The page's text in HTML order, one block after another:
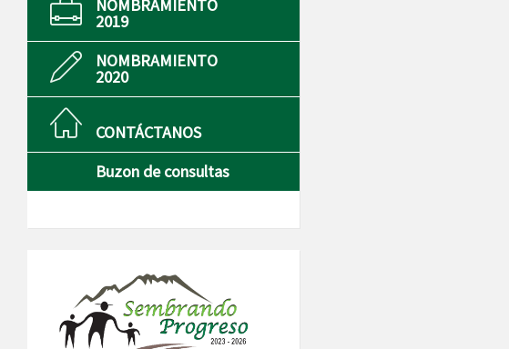
NOMBRAMIENTO
2019
NOMBRAMIENTO
2020
CONTÁCTANOS
Buzon de consultas